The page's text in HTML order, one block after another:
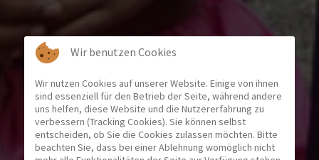
Wir benutzen Cookies
Wir nutzen Cookies auf unserer Website. Einige von ihnen
sind essenziell für den Betrieb der Seite, während andere
uns helfen, diese Website und die Nutzererfahrung zu
verbessern (Tracking Cookies). Sie können selbst
entscheiden, ob Sie die Cookies zulassen möchten. Bitte
beachten Sie, dass bei einer Ablehnung womöglich nicht